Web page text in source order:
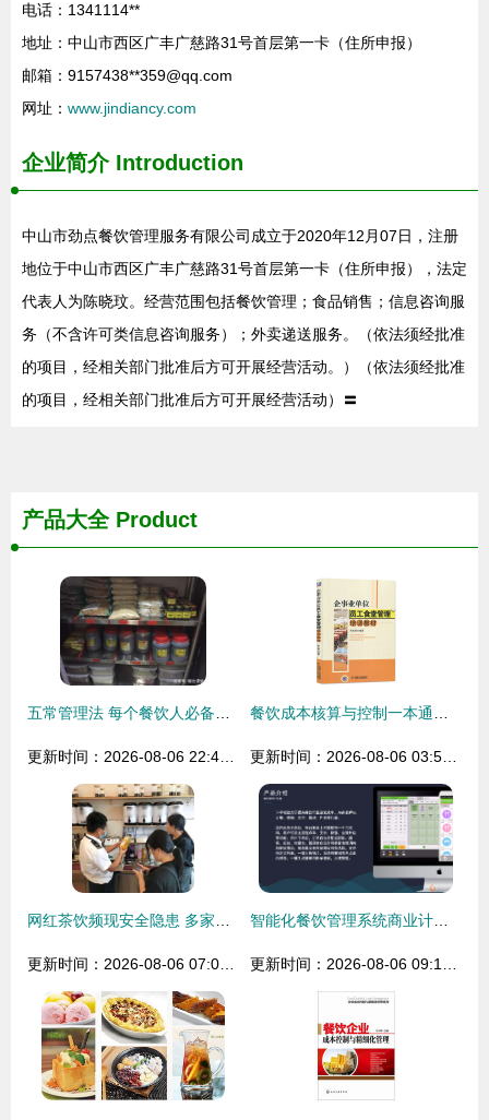
电话：1341114**
地址：中山市西区广丰广慈路31号首层第一卡（住所申报）
邮箱：9157438**359@qq.com
网址： www.jindiancy.com
企业简介Introduction
中山市劲点餐饮管理服务有限公司成立于2020年12月07日，注册
地位于中山市西区广丰广慈路31号首层第一卡（住所申报），法定
代表人为陈晓玟。经营范围包括餐饮管理；食品销售；信息咨询服
务（不含许可类信息咨询服务）；外卖递送服务。（依法须经批准
的项目，经相关部门批准后方可开展经营活动。）（依法须经批准
的项目，经相关部门批准后方可开展经营活动）〓
产品大全Product